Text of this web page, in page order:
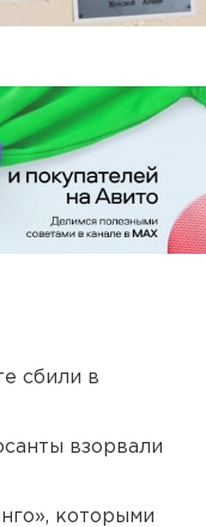
сбили в
взорвали
которыми